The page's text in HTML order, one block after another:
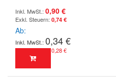
0,90 €
0,74 €
Ab
0,34 €
0,28 €